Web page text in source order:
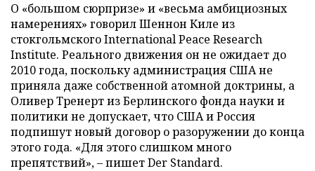
О «большом сюрпризе» и «весьма амбициозных
намерениях» говорил Шеннон Киле из
стокгольмского International Peace Research
Institute. Реального движения он не ожидает до
2010 года, поскольку администрация США не
приняла даже собственной атомной доктрины, а
Оливер Тренерт из Берлинского фонда науки и
политики не допускает, что США и Россия
подпишут новый договор о разоружении до конца
этого года. «Для этого слишком много
препятствий», – пишет Der Standard.